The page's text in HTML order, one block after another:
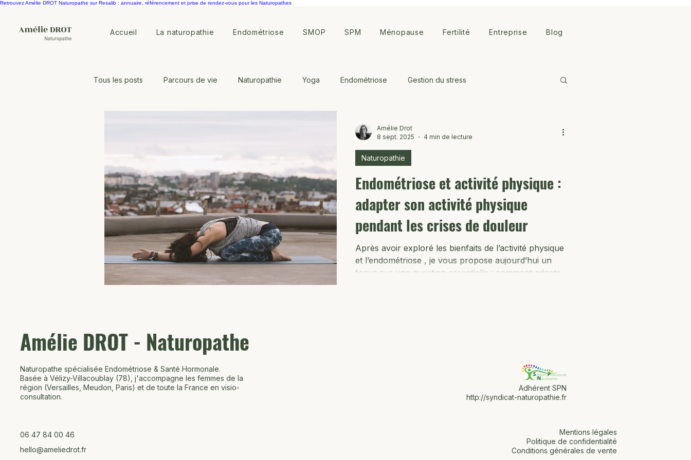
Retrouvez Amélie DROT Naturopathe sur Resalib : annuaire, référencement et prise de rendez-vous pour les Naturopathes
Accueil La naturopathie Endométriose SMOP SPM Ménopause Fertilité Entreprise Blog
Tous les posts Parcours de vie Naturopathie Yoga Endométriose Gestion du stress
Endométriose et activité physique :
adapter son activité physique
pendant les crises de douleur
Après avoir exploré les bienfaits de l’activité physique
et l’endométriose , je vous propose aujourd’hui un
focus sur une question essentielle : comment adapter
Naturopathie
Amélie Drot
8 sept. 2025
4 min de lecture
Amélie DROT - Naturopathe
Naturopathe spécialisée Endométriose & Santé Hormonale.
Basée à Vélizy-Villacoublay (78), j'accompagne les femmes de la
région (Versailles, Meudon, Paris) et de toute la France en visio-
consultation.
Adhérent SPN
http://syndicat-naturopathie.fr
06 47 84 00 46
hello@ameliedrot.fr
Mentions légales
Politique de confidentialité
Conditions générales de vente